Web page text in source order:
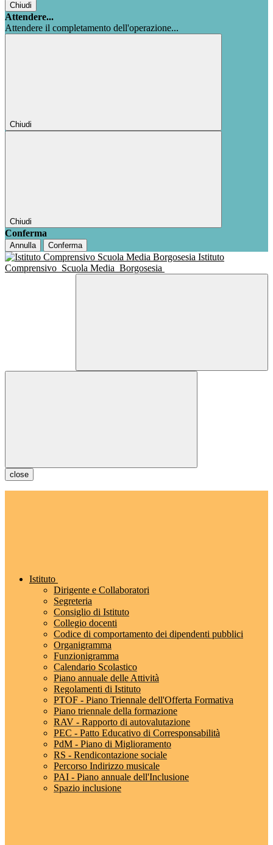
Chiudi
Attendere...
Attendere il completamento dell'operazione...
Chiudi
Chiudi
Conferma
Annulla Conferma
Istituto
Comprensivo Scuola Media Borgosesia
close
Istituto
Dirigente e Collaboratori
Segreteria
Consiglio di Istituto
Collegio docenti
Codice di comportamento dei dipendenti pubblici
Organigramma
Funzionigramma
Calendario Scolastico
Piano annuale delle Attività
Regolamenti di Istituto
PTOF - Piano Triennale dell'Offerta Formativa
Piano triennale della formazione
RAV - Rapporto di autovalutazione
PEC - Patto Educativo di Corresponsabilità
PdM - Piano di Miglioramento
RS - Rendicontazione sociale
Percorso Indirizzo musicale
PAI - Piano annuale dell'Inclusione
Spazio inclusione